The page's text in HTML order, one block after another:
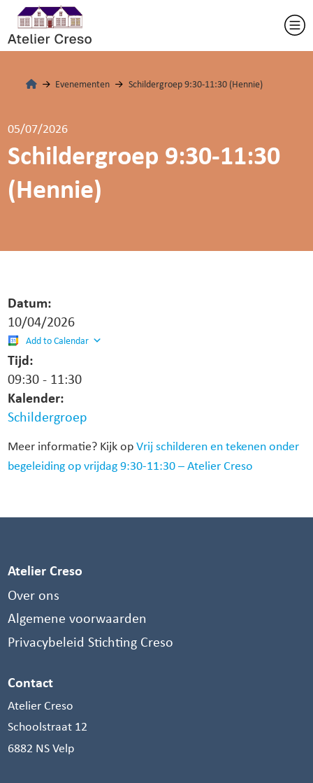
Evenementen Schildergroep 9:30-11:30 (Hennie)
05/07/2026
Schildergroep 9:30-11:30
(Hennie)
Datum:
10/04/2026
Add to Calendar
Tijd:
09:30- 11:30
Kalender:
Schildergroep
Meer informatie? Kijk opVrij schilderen en tekenen onder
begeleiding op vrijdag 9:30-11:30 – Atelier Creso
Atelier Creso
Over ons
Algemene voorwaarden
Privacybeleid Stichting Creso
Contact
Atelier Creso
Schoolstraat 12
6882 NS Velp